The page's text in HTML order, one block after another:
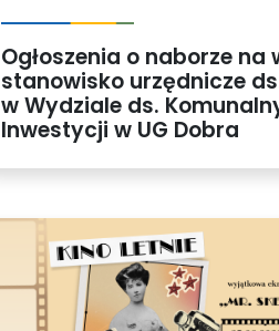
Ogłoszenia o naborze na
stanowisko urzędnicze
w Wydziale ds.
Inwestycji w UG Dobra